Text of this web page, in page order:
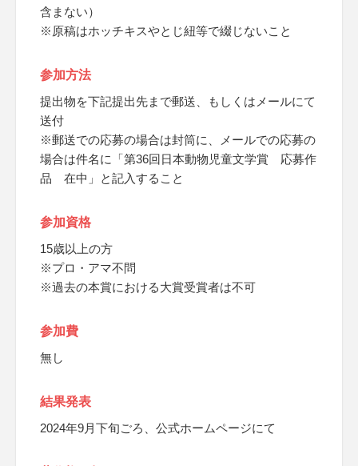
含まない）
※原稿はホッチキスやとじ紐等で綴じないこと
参加方法
提出物を下記提出先まで郵送、もしくはメールにて
送付
※郵送での応募の場合は封筒に、メールでの応募の
場合は件名に「第36回日本動物児童文学賞 応募作
品 在中」と記入すること
参加資格
15歳以上の方
※プロ・アマ不問
※過去の本賞における大賞受賞者は不可
参加費
無し
結果発表
2024年9月下旬ごろ、公式ホームページにて